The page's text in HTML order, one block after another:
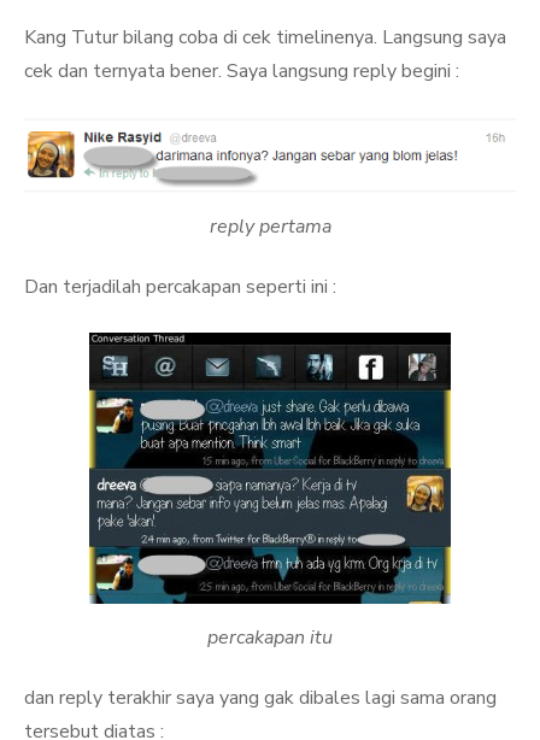
Kang Tutur bilang coba di cek timelinenya. Langsung saya
cek dan ternyata bener. Saya langsung reply begini :
reply pertama
Dan terjadilah percakapan seperti ini :
percakapan itu
dan reply terakhir saya yang gak dibales lagi sama orang
tersebut diatas :